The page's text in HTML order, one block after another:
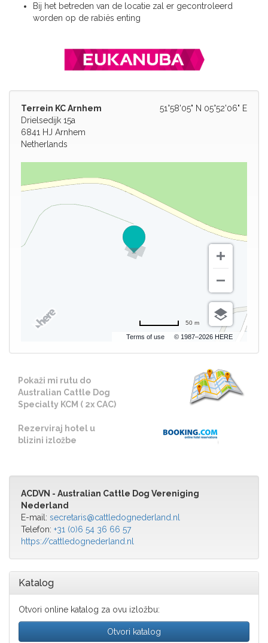
Bij het betreden van de locatie zal er gecontroleerd
worden op de rabiës enting
51°58'05" N 05°52'06" E
Terrein KC Arnhem
Drielsedijk 15a
6841 HJ Arnhem
Netherlands
Terms of use © 1987–2026 HERE
50 m
Pokaži mi rutu do
Australian Cattle Dog
Specialty KCM ( 2x CAC)
Rezerviraj hotel u
blizini izložbe
ACDVN - Australian Cattle Dog Vereniging
Nederland
E-mail: secretaris@cattledognederland.nl
Telefon: +31 (0)6 54 36 66 57
https://cattledognederland.nl
Katalog
Otvori online katalog za ovu izložbu:
Otvori katalog